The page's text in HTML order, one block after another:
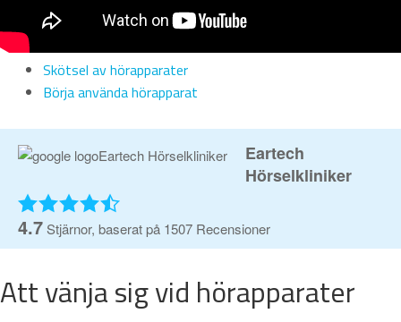
Försäljningsvillkor
Mitt konto
Skötsel av hörapparater
Börja använda hörapparat
Eartech
Hörselkliniker
4.7Stjärnor, baserat på 1507 Recensioner
Att vänja sig vid hörapparater